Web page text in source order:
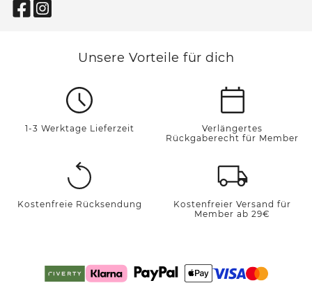
Unsere Vorteile für dich
1-3 Werktage Lieferzeit
Verlängertes
Rückgaberecht für Member
Kostenfreie Rücksendung
Kostenfreier Versand für
Member ab 29€